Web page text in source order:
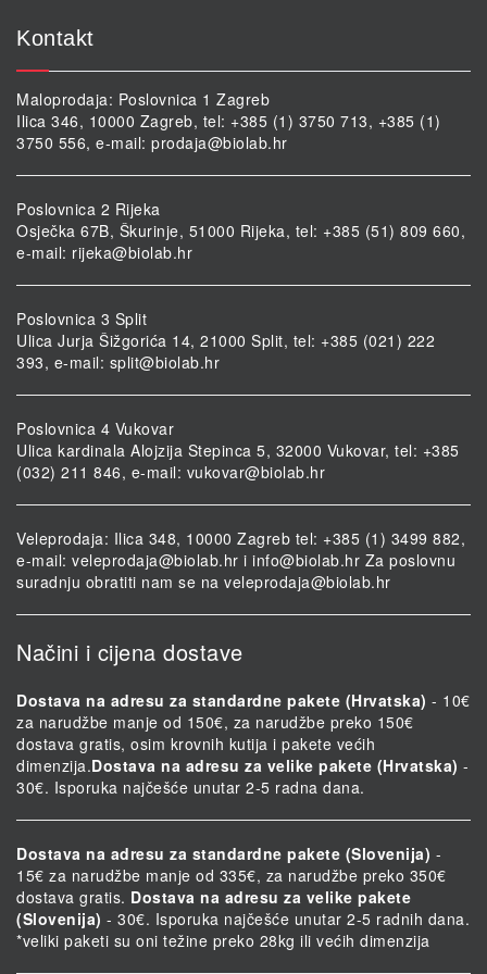
Kontakt
Maloprodaja: Poslovnica 1 Zagreb
Ilica 346, 10000 Zagreb, tel: +385 (1) 3750 713, +385 (1)
3750 556, e-mail: prodaja@biolab.hr
Poslovnica 2 Rijeka
Osječka 67B, Škurinje, 51000 Rijeka, tel: +385 (51) 809 660,
e-mail: rijeka@biolab.hr
Poslovnica 3 Split
Ulica Jurja Šižgorića 14, 21000 Split, tel: +385 (021) 222
393, e-mail: split@biolab.hr
Poslovnica 4 Vukovar
Ulica kardinala Alojzija Stepinca 5, 32000 Vukovar, tel: +385
(032) 211 846, e-mail: vukovar@biolab.hr
Veleprodaja: Ilica 348, 10000 Zagreb tel: +385 (1) 3499 882,
e-mail: veleprodaja@biolab.hr i info@biolab.hr Za poslovnu
suradnju obratiti nam se na veleprodaja@biolab.hr
Načini i cijena dostave
Dostava na adresu za standardne pakete (Hrvatska) - 10€
za narudžbe manje od 150€, za narudžbe preko 150€
dostava gratis, osim krovnih kutija i pakete većih
dimenzija.Dostava na adresu za velike pakete (Hrvatska) -
30€. Isporuka najčešće unutar 2-5 radna dana.
Dostava na adresu za standardne pakete (Slovenija) -
15€ za narudžbe manje od 335€, za narudžbe preko 350€
dostava gratis. Dostava na adresu za velike pakete
(Slovenija) - 30€. Isporuka najčešće unutar 2-5 radnih dana.
*veliki paketi su oni težine preko 28kg ili većih dimenzija